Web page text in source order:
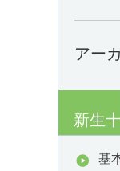
アー
新生
基